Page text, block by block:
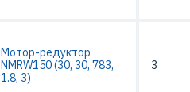
Мотор-редуктор
NMRW150 (30, 30, 783,
1.8, 3)
3